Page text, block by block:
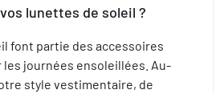
lunettes de soleil ?
font partie des accessoires
journées ensoleillées. Au-
style vestimentaire, de